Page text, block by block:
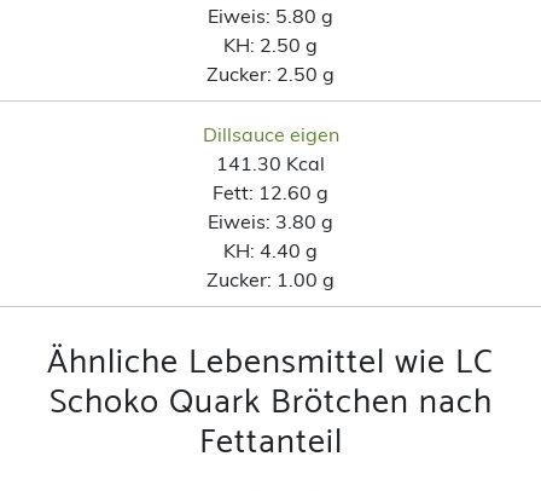
Eiweis: 5.80 g
KH: 2.50 g
Zucker: 2.50 g
Dillsauce eigen
141.30 Kcal
Fett: 12.60 g
Eiweis: 3.80 g
KH: 4.40 g
Zucker: 1.00 g
Ähnliche Lebensmittel wie LC
Schoko Quark Brötchen nach
Fettanteil